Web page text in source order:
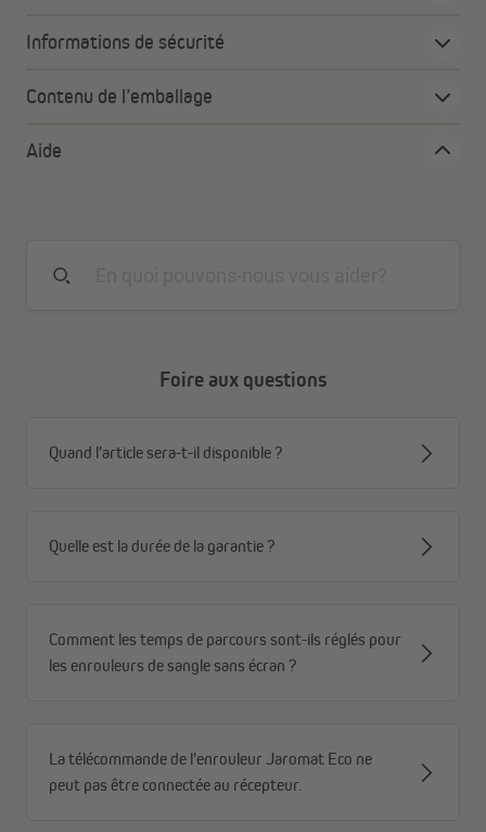
Informations de sécurité
Contenu de l’emballage
Aide
Foire aux questions
Quand l'article sera-t-il disponible ?
Quelle est la durée de la garantie ?
Comment les temps de parcours sont-ils réglés pour
les enrouleurs de sangle sans écran ?
La télécommande de l'enrouleur Jaromat Eco ne
peut pas être connectée au récepteur.